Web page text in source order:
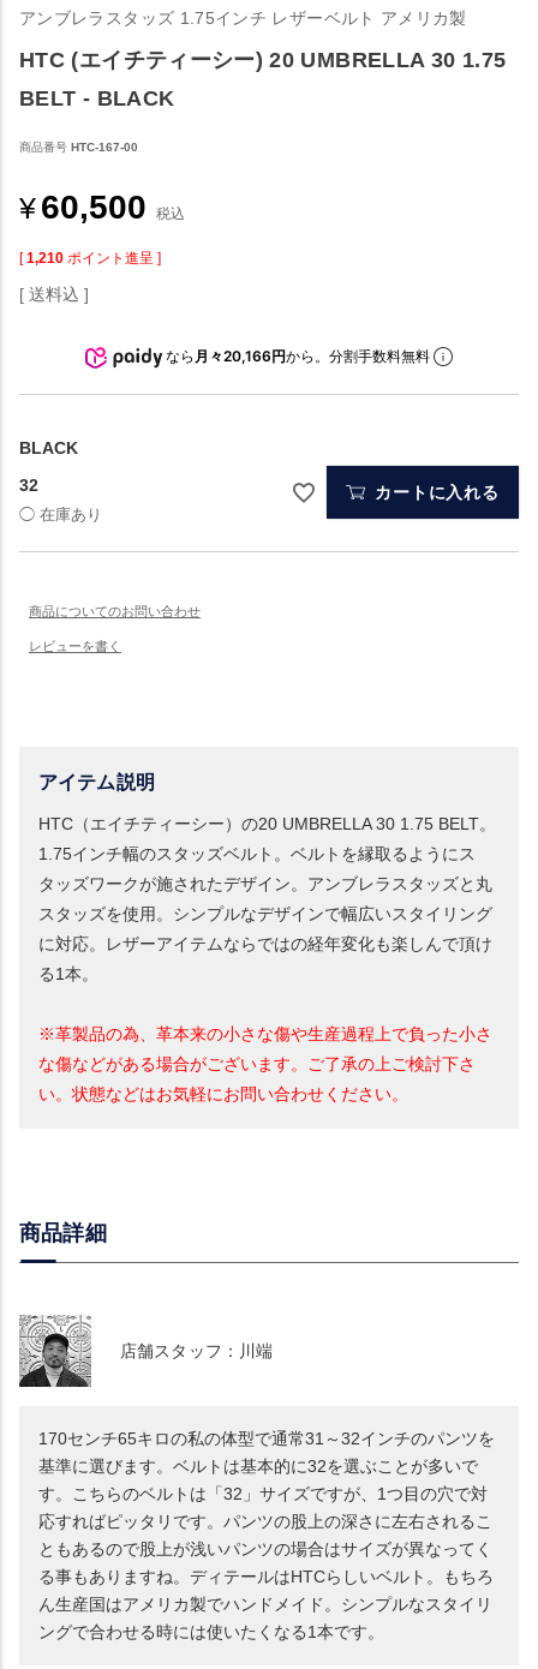
アンブレラスタッズ 1.75インチ レザーベルト アメリカ製
HTC (エイチティーシー) 20 UMBRELLA 30 1.75
BELT - BLACK
商品番号 HTC-167-00
¥60,500 税込
[ 1,210 ポイント進呈 ]
送料込
なら 月々20,166円から。分割手数料無料
BLACK
32
カートに入れる
アイテム説明
HTC（エイチティーシー）の20 UMBRELLA 30 1.75 BELT。
1.75インチ幅のスタッズベルト。ベルトを縁取るようにス
タッズワークが施されたデザイン。アンブレラスタッズと丸
スタッズを使用。シンプルなデザインで幅広いスタイリング
に対応。レザーアイテムならではの経年変化も楽しんで頂け
る1本。
※革製品の為、革本来の小さな傷や生産過程上で負った小さ
な傷などがある場合がございます。ご了承の上ご検討下さ
い。状態などはお気軽にお問い合わせください。
商品詳細
店舗スタッフ：川端
170センチ65キロの私の体型で通常31～32インチのパンツを
基準に選びます。ベルトは基本的に32を選ぶことが多いで
す。こちらのベルトは「32」サイズですが、1つ目の穴で対
応すればピッタリです。パンツの股上の深さに左右されるこ
ともあるので股上が浅いパンツの場合はサイズが異なってく
る事もありますね。ディテールはHTCらしいベルト。もちろ
ん生産国はアメリカ製でハンドメイド。シンプルなスタイリ
ングで合わせる時には使いたくなる1本です。